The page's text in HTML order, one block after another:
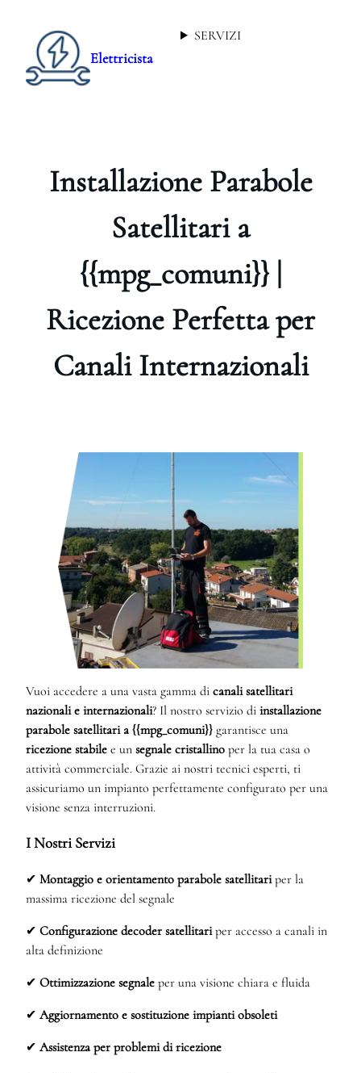
Elettricista
SERVIZI
Installazione Parabole
Satellitari a
{{mpg_comuni}} |
Ricezione Perfetta per
Canali Internazionali
Vuoi accedere a una vasta gamma di canali satellitari
nazionali e internazionali? Il nostro servizio di installazione
parabole satellitari a {{mpg_comuni}} garantisce una
ricezione stabile e un segnale cristallino per la tua casa o
attività commerciale. Grazie ai nostri tecnici esperti, ti
assicuriamo un impianto perfettamente configurato per una
visione senza interruzioni.
I Nostri Servizi
✔ Montaggio e orientamento parabole satellitariper la
massima ricezione del segnale
✔ Configurazione decoder satellitariper accesso a canali in
alta definizione
✔ Ottimizzazione segnale per una visione chiara e fluida
✔ Aggiornamento e sostituzione impianti obsoleti
✔ Assistenza per problemi di ricezione